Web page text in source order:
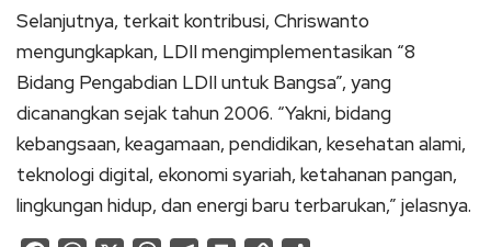
Selanjutnya, terkait kontribusi, Chriswanto
mengungkapkan, LDII mengimplementasikan “8
Bidang Pengabdian LDII untuk Bangsa”, yang
dicanangkan sejak tahun 2006. “Yakni, bidang
kebangsaan, keagamaan, pendidikan, kesehatan alami,
teknologi digital, ekonomi syariah, ketahanan pangan,
lingkungan hidup, dan energi baru terbarukan,” jelasnya.